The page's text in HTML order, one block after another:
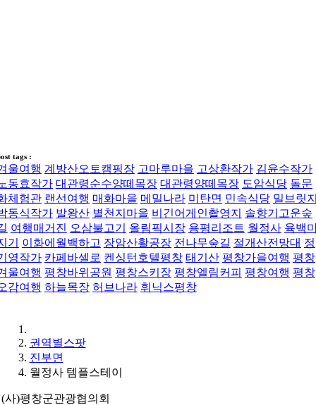
tags :
울여행 계방산오토캠핑장 고마루마을 고상환작가 김윤수작가
동효작가 대관령순수양떼목장 대관령양떼목장 도암식당 돌문
체험관 랜선여행 매화마을 메밀나라 미탄면 민속식당 밀브릿
동식작가 발왕산 별천지마을 비긴어게인촬영지
솔향기고운숲
여행매거진 오삼불고기 올림픽시장 용평리조트 월정사 육백
기
이화에월백하고 장암산활공장 전나무숲길 절개산전망대 정
영작가 카페바셀로 켄싱턴호텔평창 태기산 평창가을여행 평창
울여행 평창바위공원 평창스키장 평창엘림커피 평창여행 평창
감여행 하늘목장 허브나라 휘닉스평창
권역별스팟
진부면
월정사 템플스테이
(사)평창군관광협의회